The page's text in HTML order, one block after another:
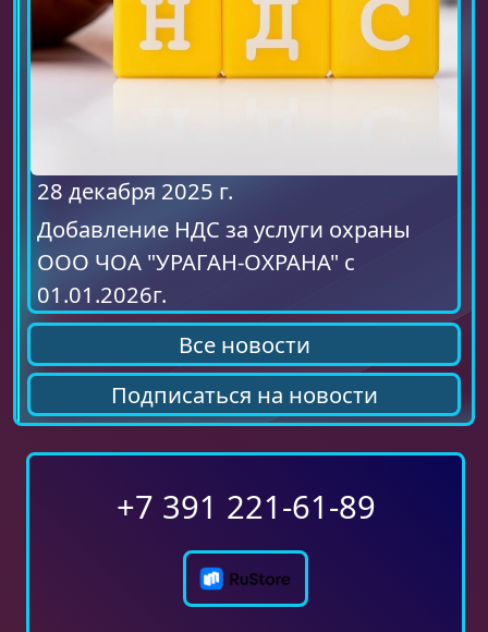
28 декабря 2025 г.
Добавление НДС за услуги охраны
ООО ЧОА "УРАГАН-ОХРАНА" с
01.01.2026г.
Все новости
Подписаться на новости
+7 391 221-61-89